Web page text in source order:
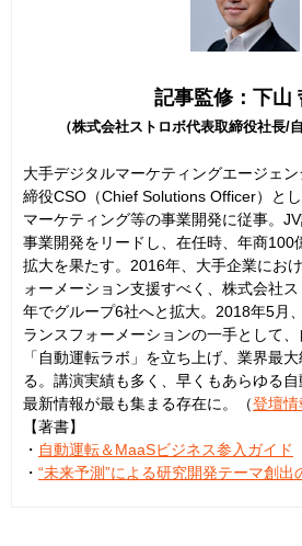
記事監修：下山
（株式会社ストロボ代表取締役社長/
大手デジタルマーケティングエージェ
締役CSO（Chief Solutions Officer）と
マーケティング等の事業開発に従事。
事業開発をリードし、在任時、年商100
拡大を果たす。2016年、大手企業にお
ォーメーション支援すべく、株式会社
年でグループ6社へと拡大。2018年5月
ランスフォーメーションの一手として
「自動運転ラボ」を立ち上げ、業界最
る。講演実績も多く、早くもあらゆる
最新情報が最も集まる存在に。（登壇情
【著書】
・ 自動運転＆MaaSビジネス参入ガイド
・ “未来予測”による研究開発テーマ創出